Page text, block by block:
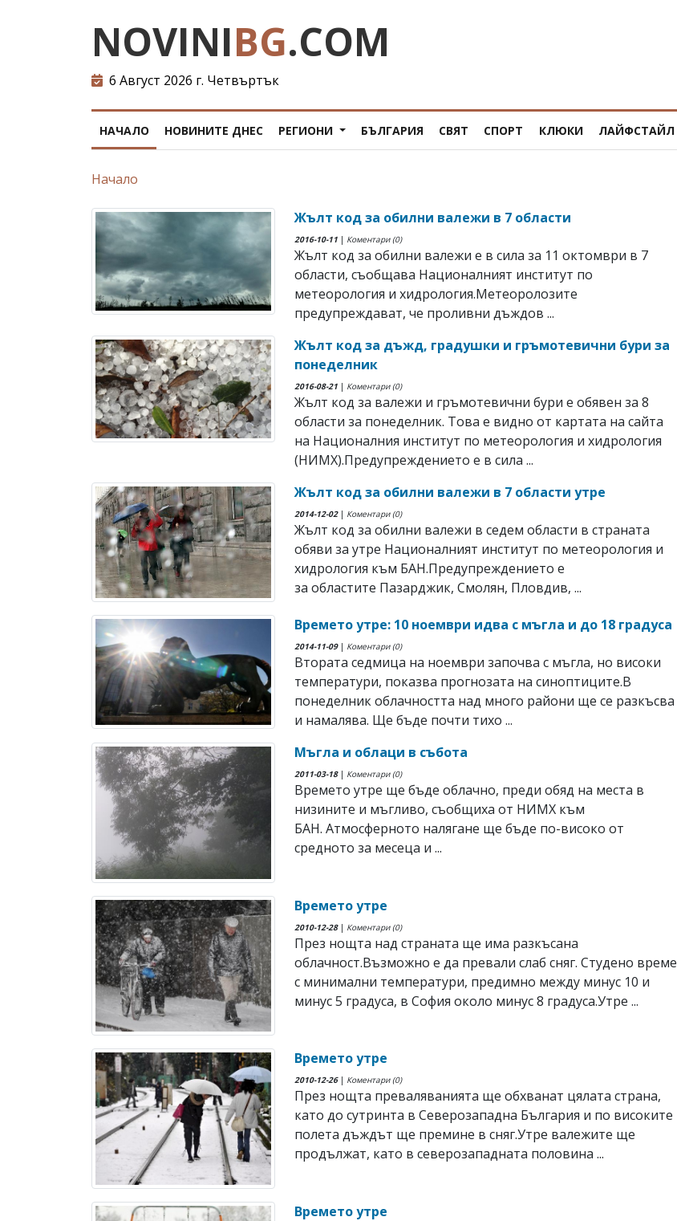
NOVINIBG.COM
6 Август 2026 г. Четвъртък
НАЧАЛО НОВИНИТЕ ДНЕС РЕГИОНИ БЪЛГАРИЯ СВЯТ СПОРТ КЛЮКИ ЛАЙФСТАЙЛ
Начало
Жълт код за обилни валежи в 7 области
2016-10-11 | Коментари (0)
Жълт код за обилни валежи е в сила за 11 октомври в 7
области, съобщава Националният институт по
метеорология и хидрология.Метеоролозите
предупреждават, че проливни дъждов ...
Жълт код за дъжд, градушки и гръмотевични бури за
понеделник
2016-08-21 | Коментари (0)
Жълт код за валежи и гръмотевични бури е обявен за 8
области за понеделник. Това е видно от картата на сайта
на Националния институт по метеорология и хидрология
(НИМХ).Предупреждението е в сила ...
Жълт код за обилни валежи в 7 области утре
2014-12-02| Коментари (0)
Жълт код за обилни валежи в седем области в страната
обяви за утре Националният институт по метеорология и
хидрология към БАН.Предупреждението е
за областите Пазарджик, Смолян, Пловдив, ...
Времето утре: 10 ноември идва с мъгла и до 18 градуса
2014-11-09| Коментари (0)
Втората седмица на ноември започва с мъгла, но високи
температури, показва прогнозата на синоптиците.В
понеделник облачността над много райони ще се разкъсва
и намалява. Ще бъде почти тихо ...
Мъгла и облаци в събота
2011-03-18| Коментари (0)
Времето утре ще бъде облачно, преди обяд на места в
низините и мъгливо, съобщиха от НИМХ към
БАН. Атмосферното налягане ще бъде по-високо от
средното за месеца и ...
Времето утре
2010-12-28| Коментари (0)
През нощта над страната ще има разкъсана
облачност.Възможно е да превали слаб сняг. Студено време
с минимални температури, предимно между минус 10 и
минус 5 градуса, в София около минус 8 градуса.Утре ...
Времето утре
2010-12-26| Коментари (0)
През нощта преваляванията ще обхванат цялата страна,
като до сутринта в Северозападна България и по високите
полета дъждът ще премине в сняг.Утре валежите ще
продължат, като в северозападната половина ...
Времето утре